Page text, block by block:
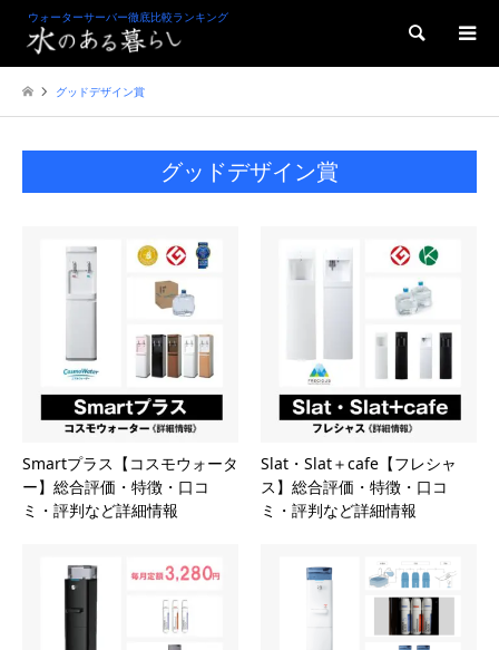
ウォーターサーバー徹底比較ランキング
検索
グッドデザイン賞
グッドデザイン賞
Smartプラス【コスモウォータ
ー】総合評価・特徴・口コ
ミ・評判など詳細情報
Slat・Slat＋cafe【フレシャ
ス】総合評価・特徴・口コ
ミ・評判など詳細情報